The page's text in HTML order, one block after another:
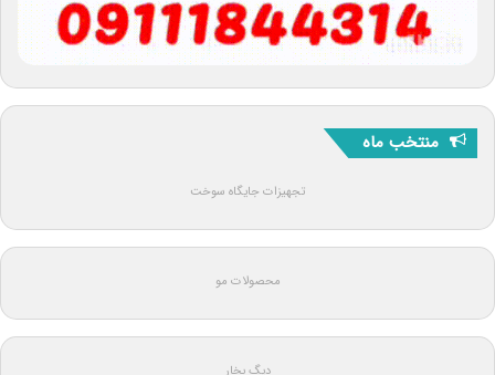
منتخب ماه
تجهیزات جایگاه سوخت
محصولات مو
دیگ بخار